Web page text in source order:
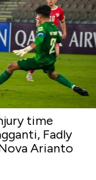
time
Fadly
Arianto